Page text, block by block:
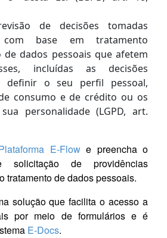
de decisões tomadas
com base em tratamento
de dados pessoais que afetem
incluídas as decisões
definir o seu perfil pessoal,
consumo e de crédito ou os
personalidade(LGPD, art.
E-Flowe preencha o
solicitação de providências
tratamento de dados pessoais.
solução que facilita o acesso a
por meio de formulários e é
E-Docs.